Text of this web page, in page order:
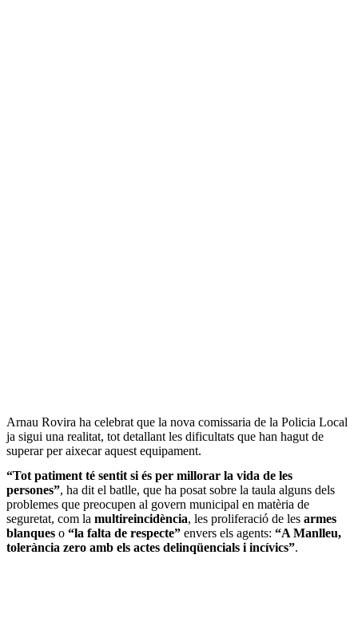
Arnau Rovira ha celebrat que la nova comissaria de la Policia Local
ja sigui una realitat, tot detallant les dificultats que han hagut de
superar per aixecar aquest equipament.
“Tot patiment té sentit si és per millorar la vida de les
persones”, ha dit el batlle, que ha posat sobre la taula alguns dels
problemes que preocupen al govern municipal en matèria de
seguretat, com la multireincidència, les proliferació de les armes
blanques o “la falta de respecte” envers els agents: “A Manlleu,
tolerància zero amb els actes delinqüencials i incívics”.